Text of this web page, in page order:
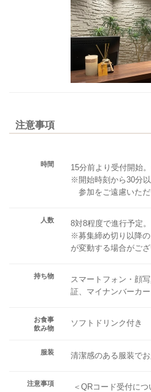
注意事項
時間
15分前より受付開始
※開始時刻から30分
参加をご遠慮いただ
人数
8対8程度で進行予定
※募集締め切り以降
が変動する場合がござ
持ち物
スマートフォン・顔
証、マイナンバーカ
お食事
飲み物
ソフトドリンク付き
服装 清潔感のある服装でお
注意事項
＜QRコード受付につ